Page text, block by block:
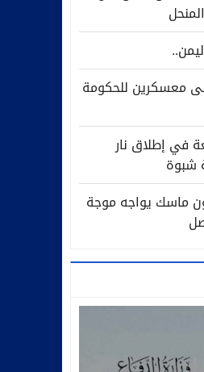
معسكرين للحكومة
في إطلاق نار
شبوة
ماسك يواجه موجة